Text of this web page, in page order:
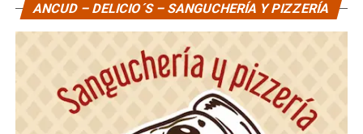
ANCUD – DELICIO´S – SANGUCHERÍA Y PIZZERÍA